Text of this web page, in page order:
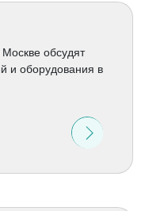
обсудят
и оборудования в